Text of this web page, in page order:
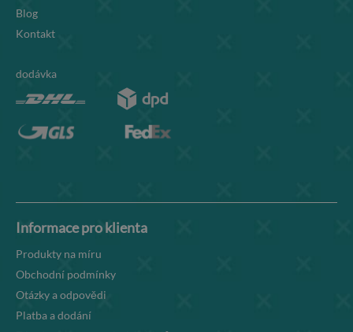
Blog
Kontakt
dodávka
Informace pro klienta
Produkty na míru
Obchodní podmínky
Otázky a odpovědi
Platba a dodání